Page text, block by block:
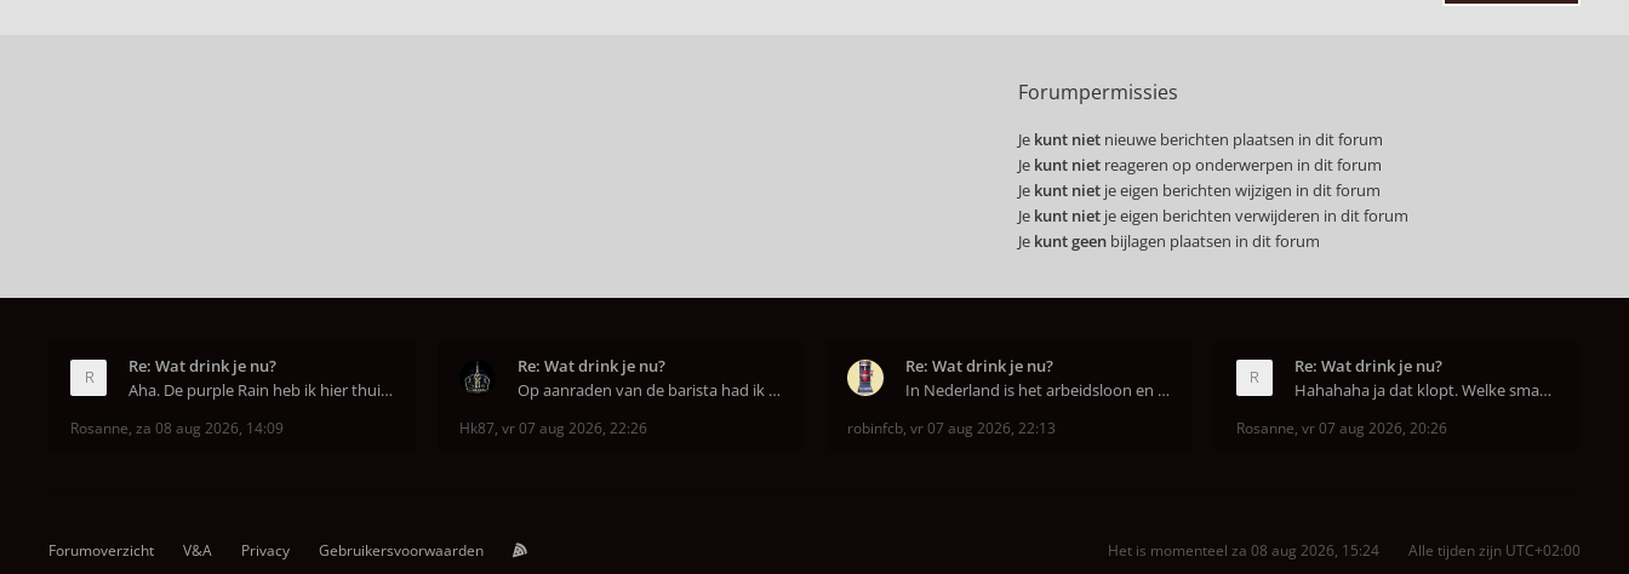
Forumpermissies
Je kunt niet nieuwe berichten plaatsen in dit forum
Je kunt niet reageren op onderwerpen in dit forum
Je kunt niet je eigen berichten wijzigen in dit forum
Je kunt niet je eigen berichten verwijderen in dit forum
Je kunt geen bijlagen plaatsen in dit forum
Re: Wat drink je nu?
Aha. De purple Rain heb ik hier thuis ook op de mo
Rosanne, za 08 aug 2026, 14:09
Re: Wat drink je nu?
Op aanraden van de barista had ik Purple Rain maa
Hk87, vr 07 aug 2026, 22:26
Re: Wat drink je nu?
In Nederland is het arbeidsloon en de winkelhuur o
robinfcb, vr 07 aug 2026, 22:13
Re: Wat drink je nu?
Hahahaha ja dat klopt. Welke smaak had je?? Ben
Rosanne, vr 07 aug 2026, 20:26
Forumoverzicht V&A Privacy Gebruikersvoorwaarden Alle tijden zijn UTC+02:00
Het is momenteel za 08 aug 2026, 15:24